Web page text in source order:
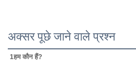
अक्सर पूछे जाने वाले प्रश्न
1हम कौन हैं?